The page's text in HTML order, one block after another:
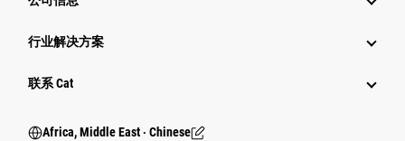
行业解决方案
行业
联系 Cat
Africa, Middle East ‧ Chinese